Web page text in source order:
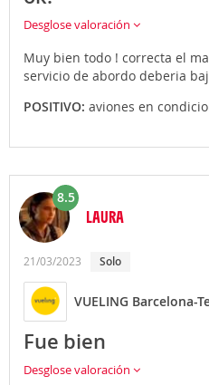
Desglose valoración
Muy bien todo ! correcta el
servicio de abordo deberia
POSITIVO: aviones en
8.5
LAURA
21/03/2023 Solo
VUELING Barcelona-
Fue bien
Desglose valoración